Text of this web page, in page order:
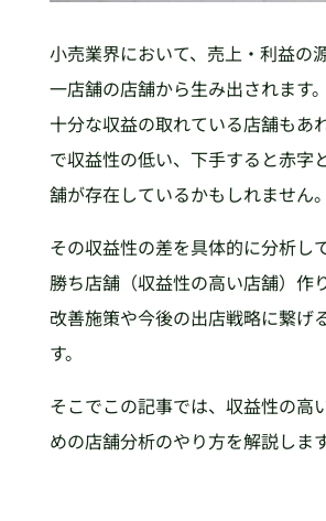
小売業界において、売上・利益の
一店舗の店舗から生み出されます
十分な収益の取れている店舗もあ
で収益性の低い、下手すると赤字
舗が存在しているかもしれません。
その収益性の差を具体的に分析し
勝ち店舗（収益性の高い店舗）作
改善施策や今後の出店戦略に繋げ
す。
そこでこの記事では、収益性の高
めの店舗分析のやり方を解説します